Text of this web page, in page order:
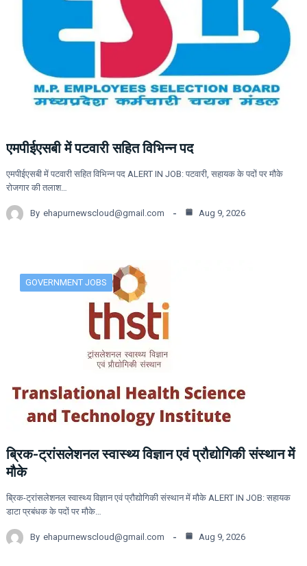
एमपीईएसबी में पटवारी सहित विभिन्न पद
एमपीईएसबी में पटवारी सहित विभिन्न पद ALERT IN JOB: पटवारी, सहायक के पदों पर मौके
रोजगार की तलाश…
By ehapurnewscloud@gmail.com Aug 9, 2026
GOVERNMENT JOBS
ब्रिक-ट्रांसलेशनल स्वास्थ्य विज्ञान एवं प्रौद्योगिकी संस्थान में
मौके
ब्रिक-ट्रांसलेशनल स्वास्थ्य विज्ञान एवं प्रौद्योगिकी संस्थान में मौके ALERT IN JOB: सहायक
डाटा प्रबंधक के पदों पर मौके…
By ehapurnewscloud@gmail.com Aug 9, 2026